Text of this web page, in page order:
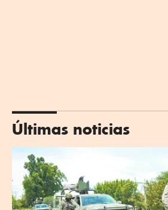
Últimas noticias